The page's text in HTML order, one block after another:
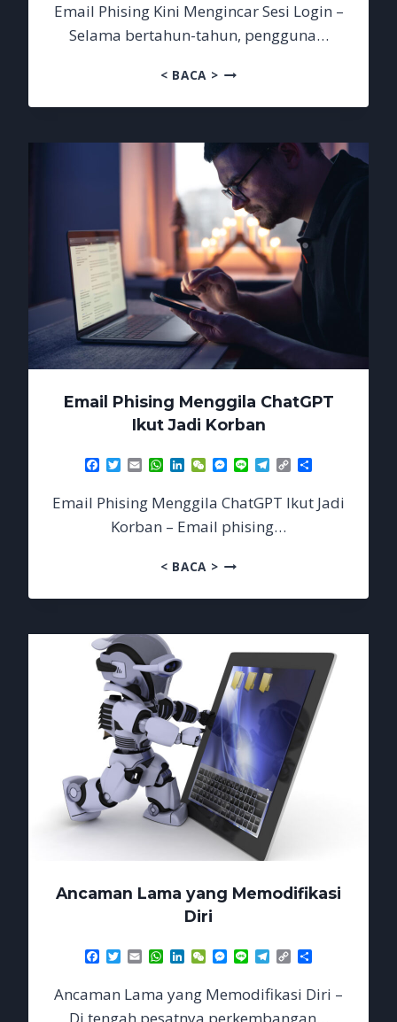
Email Phising Kini Mengincar Sesi Login –
Selama bertahun-tahun, pengguna…
< BACA >EMAIL
KINI
SESI
LOGIN
Email Phising Menggila ChatGPT
Ikut Jadi Korban
Facebook
TwitterEmailWhatsApp
LinkedIn
WeChatMessenger
Line Telegram
Copy
Link
Email Phising Menggila ChatGPT Ikut Jadi
Korban – Email phising…
< BACA >EMAIL
MENGGILA
IKUT
JADI
KORBAN
Ancaman Lama yang Memodifikasi
Diri
Facebook
TwitterEmailWhatsApp
LinkedIn
WeChatMessenger
Line Telegram
Copy
Link
Ancaman Lama yang Memodifikasi Diri –